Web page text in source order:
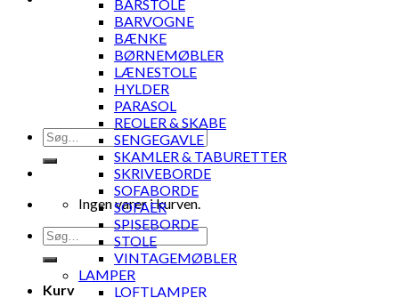
Søg
efter:
Ingen varer i kurven.
Søg
efter:
Kurv
BARSTOLE
BARVOGNE
BÆNKE
BØRNEMØBLER
LÆNESTOLE
HYLDER
PARASOL
REOLER & SKABE
SENGEGAVLE
SKAMLER & TABURETTER
SKRIVEBORDE
SOFABORDE
SOFAER
SPISEBORDE
STOLE
VINTAGEMØBLER
LAMPER
LOFTLAMPER